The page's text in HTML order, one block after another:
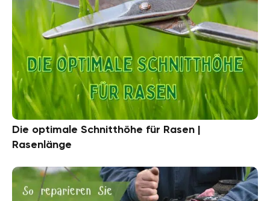
Die optimale Schnitthöhe für Rasen |
Rasenlänge